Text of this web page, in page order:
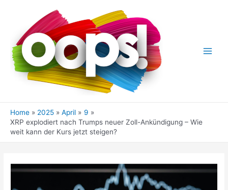
Home 2025 April
9
XRP explodiert nach Trumps neuer Zoll-Ankündigung – Wie
weit kann der Kurs jetzt steigen?